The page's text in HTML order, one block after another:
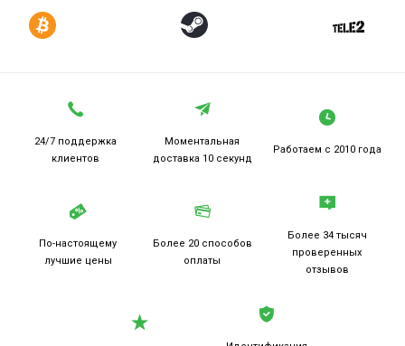
24/7 поддержка
клиентов
Моментальная
доставка 10 секунд
Работаем с 2010 года
По-настоящему
лучшие цены
Более 20 способов
оплаты
Более 34 тысяч
проверенных
отзывов